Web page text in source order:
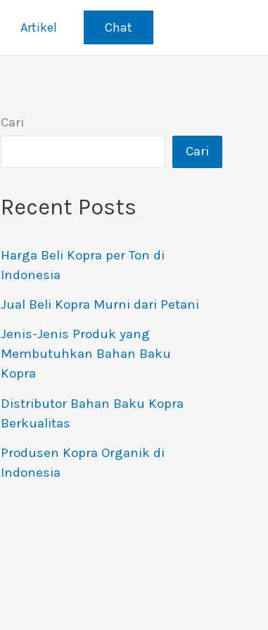
Artikel Chat
Cari
Cari
Recent Posts
Harga Beli Kopra per Ton di
Indonesia
Jual Beli Kopra Murni dari Petani
Jenis-Jenis Produk yang
Membutuhkan Bahan Baku
Kopra
Distributor Bahan Baku Kopra
Berkualitas
Produsen Kopra Organik di
Indonesia